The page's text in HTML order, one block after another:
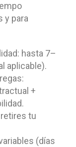
y para
hasta 7–
aplicable).
+
tu
(días